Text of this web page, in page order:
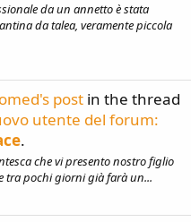
da un annetto è stata
da talea, veramente piccola
post in the thread
utente del forum:
.
che vi presento nostro figlio
tra pochi giorni già farà un...